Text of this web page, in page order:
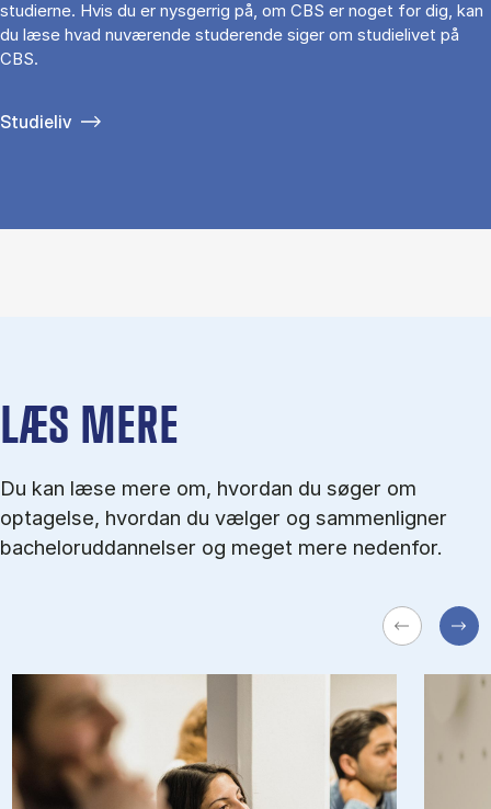
studierne. Hvis du er nysgerrig på, om CBS er noget for dig, kan
du læse hvad nuværende studerende siger om studielivet på
CBS.
Studieliv
LÆS MERE
Du kan læse mere om, hvordan du søger om
optagelse, hvordan du vælger og sammenligner
bacheloruddannelser og meget mere nedenfor.